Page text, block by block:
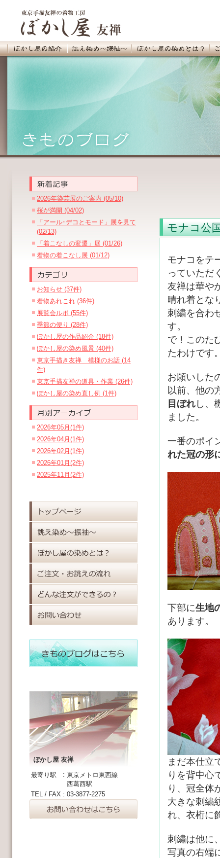
2026年染芸展のご案内 (05/10)
桜が満開 (04/02)
「アール･デコとモード」展を見て
(02/13)
「着こなしの変遷」展 (01/26)
着物の着こなし展 (01/12)
お知らせ (37件)
着物あれこれ (36件)
展覧会ルポ (55件)
季節の便り (28件)
ぼかし屋の作品紹介 (18件)
ぼかし屋の染め風景 (40件)
東京手描き友禅 模様のお話 (14
件)
東京手描友禅の道具・作業 (26件)
ぼかし屋の染め直し例 (1件)
2026年05月(1件)
2026年04月(1件)
2026年02月(1件)
2026年01月(2件)
2025年11月(2件)
ぼかし屋 友禅
最寄り駅 : 東京メトロ東西線
西葛西駅
TEL / FAX : 03-3877-2275
モナコ公
モナコをテ
っていただ
友禅は華や
晴れ着とな
刺繍を合わ
す。
で！このた
たわけです
お願いした
以前、他の
目ぼれし、
ました。
一番のポイ
れた冠の形
下部に生地
あります。
まだ本仕立
りを背中心
り、冠全体
大きな刺繍
れ、衣桁に
刺繡は他に
写真の右端